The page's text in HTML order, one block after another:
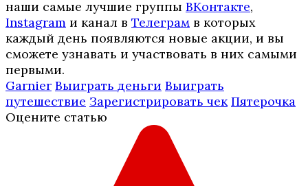
наши самые лучшие группы ВКонтакте,
Instagram и канал в Телеграм в которых
каждый день появляются новые акции, и вы
сможете узнавать и участвовать в них самыми
первыми.
Garnier Выиграть деньги Выиграть
путешествие Зарегистрировать чек Пятерочка
Оцените статью